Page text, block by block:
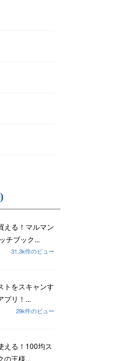
える！マルマン
チブック...
31.3k件のビュー
トをスキャンす
プリ！...
29k件のビュー
える！100均ス
の王様...